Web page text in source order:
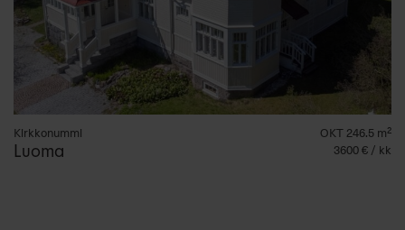
Kirkkonummi
Luoma
OKT 246.5 m²
3600 € / kk